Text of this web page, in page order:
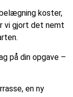
koster,
vi gjort det nemt
på din opgave –
en ny